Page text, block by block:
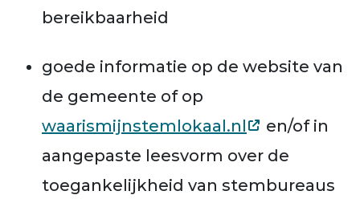
bereikbaarheid
goede informatie op de website van
de gemeente of op
waarismijnstemlokaal.nl
en/of in
aangepaste leesvorm over de
toegankelijkheid van stembureaus